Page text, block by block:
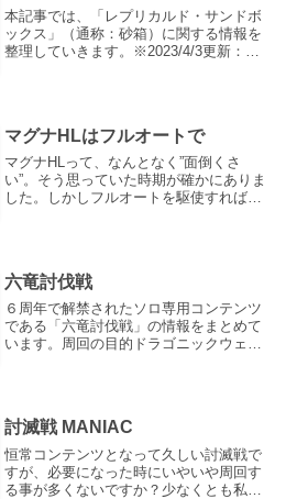
本記事では、「レプリカルド・サンドボ
ックス」（通称：砂箱）に関する情報を
整理していきます。※2023/4/3更新：エ
マグナHLはフルオートで
マグナHLって、なんとなく”面倒くさ
い”。そう思っていた時期が確かにありま
した。しかしフルオートを駆使すれば勝
六竜討伐戦
６周年で解禁されたソロ専用コンテンツ
である「六竜討伐戦」の情報をまとめて
います。周回の目的ドラゴニックウェポ
で（上振れしない限り）７...
討滅戦 MANIAC
恒常コンテンツとなって久しい討滅戦で
すが、必要になった時にいやいや周回す
る事が多くないですか？少なくとも私は